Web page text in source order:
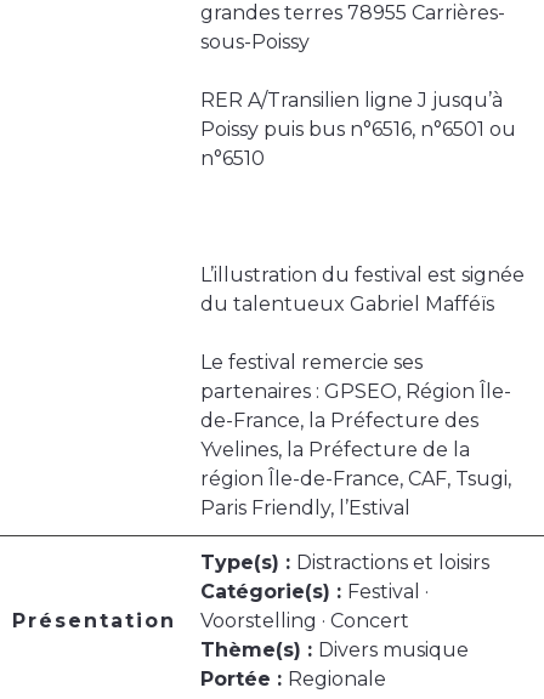
grandes terres 78955 Carrières-
sous-Poissy
RER A/Transilien ligne J jusqu’à
Poissy puis bus n°6516, n°6501 ou
n°6510
L’illustration du festival est signée
du talentueux Gabriel Mafféïs
Le festival remercie ses
partenaires : GPSEO, Région Île-
de-France, la Préfecture des
Yvelines, la Préfecture de la
région Île-de-France, CAF, Tsugi,
Paris Friendly, l’Estival
Présentation
Type(s) : Distractions et loisirs
Catégorie(s) : Festival ·
Voorstelling · Concert
Thème(s) : Divers musique
Portée : Regionale